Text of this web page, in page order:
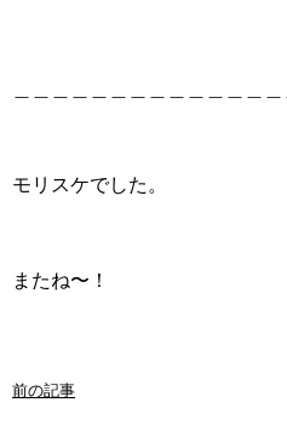
モリスケでした。
またね〜！
前の記事